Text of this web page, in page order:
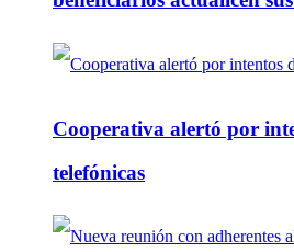
Cooperativa alertó por
telefónicas